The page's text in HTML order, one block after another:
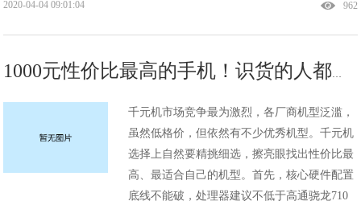
962
2020-04-04 09:01:04
1000元性价比最高的手机！识货的人都在买这几款，根本没小米的事
千元机市场竞争最为激烈，各厂商机型泛滥，
虽然低格价，但依然有不少优秀机型。千元机
选择上自然要精挑细选，擦亮眼找出性价比最
高、最适合自己的机型。首先，核心硬件配置
底线不能破，处理器建议不低于高通骁龙710